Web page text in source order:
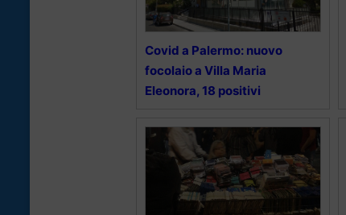
Covid a Palermo: nuovo
focolaio a Villa Maria
Eleonora, 18 positivi